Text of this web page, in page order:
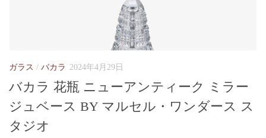
ガラス / バカラ 2024年4月29日
バカラ 花瓶 ニューアンティーク ミラー
ジュベース BY マルセル・ワンダース ス
タジオ